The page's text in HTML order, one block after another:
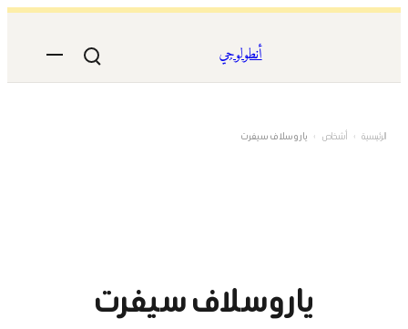
المحتوى
أنطولوجي
الرئيسية › أشخاص › ياروسلاف سيفرت
ياروسلاف سيفرت